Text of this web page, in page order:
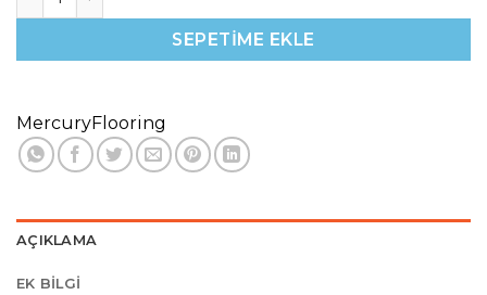
SEPETIME EKLE
MercuryFlooring
AÇIKLAMA
EK BILGI